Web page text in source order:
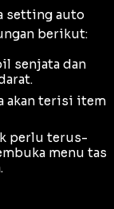
setting auto
berikut:
senjata dan
akan terisi item
perlu terus-
menu tas